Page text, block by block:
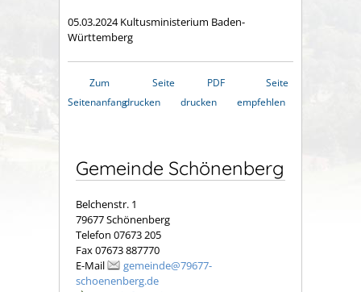
05.03.2024 Kultusministerium Baden-
Württemberg
Zum
Seitenanfang
Seite
drucken
PDF
drucken
Seite
empfehlen
Gemeinde Schönenberg
Belchenstr. 1
79677 Schönenberg
Telefon 07673 205
Fax 07673 887770
E-Mail
gemeinde@79677-
schoenenberg.de